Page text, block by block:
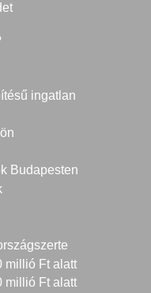
ingatlan
Budapesten
millió Ft alatt
millió Ft alatt